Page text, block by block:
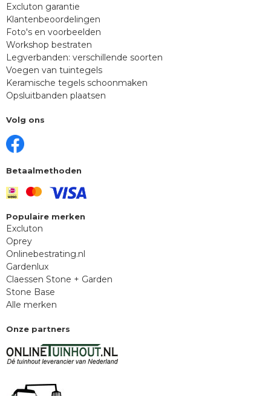
Excluton garantie
Klantenbeoordelingen
Foto's en voorbeelden
Workshop bestraten
Legverbanden: verschillende soorten
Voegen van tuintegels
Keramische tegels schoonmaken
Opsluitbanden plaatsen
Volg ons
Betaalmethoden
Populaire merken
Excluton
Oprey
Onlinebestrating.nl
Gardenlux
Claessen Stone + Garden
Stone Base
Alle merken
Onze partners